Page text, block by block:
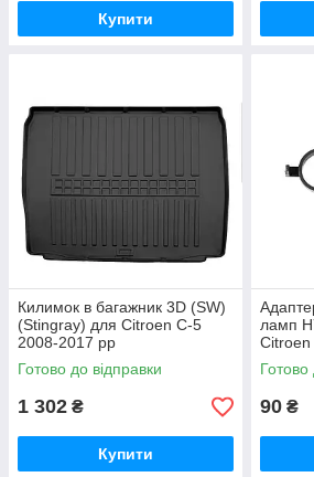
Купити
Килимок в багажник 3D (SW)
(Stingray) для Citroen C-5
2008-2017 рр
Готово до відправки
1 302 ₴
Купити
ламп
Готово
90 ₴